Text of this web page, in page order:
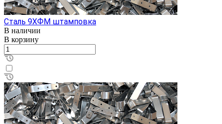
Сталь 9ХФM штамповка
В наличии
В корзину